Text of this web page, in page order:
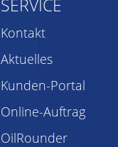
SERVICE
Kontakt
Aktuelles
Kunden-Portal
Online-Auftrag
OilRounder